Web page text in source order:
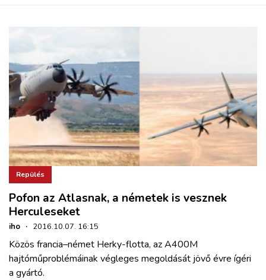
Repülés
Pofon az Atlasnak, a németek is vesznek
Herculeseket
iho · 2016.10.07. 16:15
Közös francia–német Herky-flotta, az A400M
hajtóműproblémáinak végleges megoldását jövő évre ígéri
a gyártó.